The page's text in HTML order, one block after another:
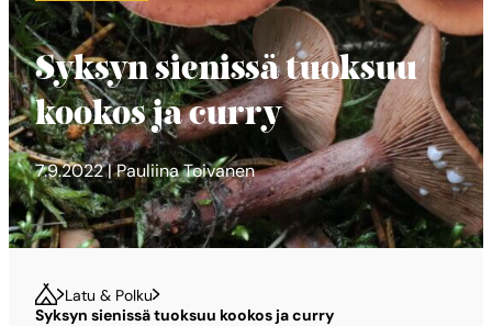
Syksyn sienissä tuoksuu
kookos ja curry
7.9.2022 | Pauliina Toivanen
Latu & Polku
Syksyn sienissä tuoksuu kookos ja curry